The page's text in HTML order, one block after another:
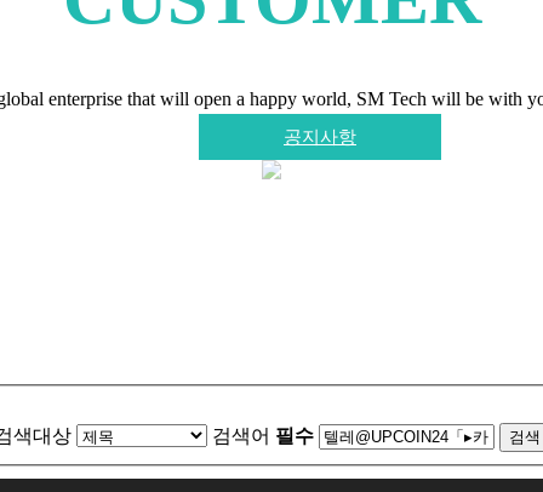
공지사항
공지사항
enterprise that will open a happy world, SM Tech will be with
색대상 검색어 필수